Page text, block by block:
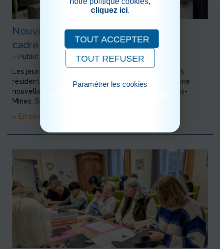
Nouvelle sortie avec l’EPIDE dans le
cadre de notre projet
> Publié le 11/12/2025
Les jeunes de l’EPIDE, les résidents du domicile, nos
résidents ainsi que la responsable ont participé à une
nouvelle sortie au Musée de l’École à Montceau-les-
Mines. Sur place, chacun a pu...
> En savoir plus
cliquez ici.
TOUT ACCEPTER
TOUT REFUSER
Paramétrer les cookies